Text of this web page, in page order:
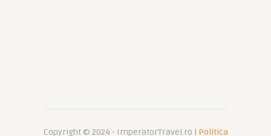
Copyright © 2024 - ImperatorTravel.ro | Politica